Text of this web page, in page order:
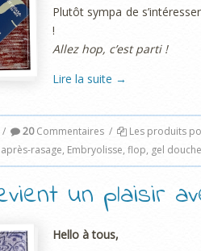
Plutôt sympa de
!
Allez hop, c’est parti !
Lire la suite →
/ 20Commentaires / Les produits
rasage, Embryolisse, flop, gel douche
un plaisir
Hello à tous,